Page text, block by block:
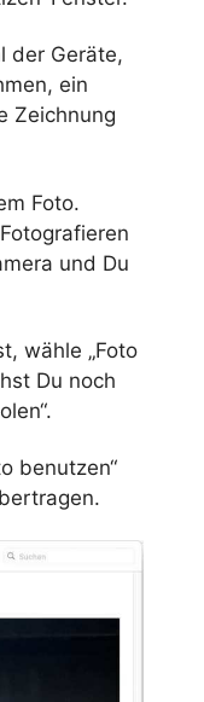
der Geräte,
ein
Zeichnung
Foto.
und Du
wähle „Foto
Du noch
benutzen“